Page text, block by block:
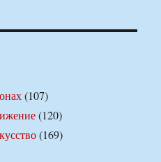
(107)
(120)
(169)